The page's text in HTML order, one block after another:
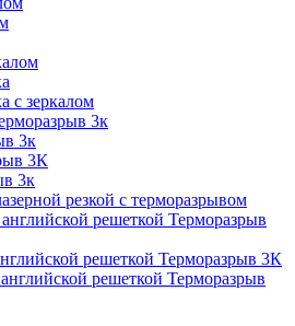
с зеркалом
3к
3к
3К
3к
резкой с терморазрывом
решеткой Терморазрыв
решеткой Терморазрыв 3К
решеткой Терморазрыв